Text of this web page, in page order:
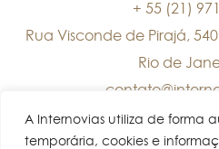
A Internovias utiliza de forma
temporária, cookies e
+ 55 (21)
Rua Visconde de Pirajá,
Rio de